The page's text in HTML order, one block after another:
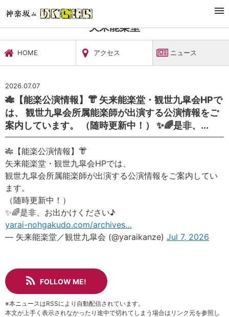
文化施設・ギャラリー
矢来能楽堂
HOME アクセス ニュース
2026.07.07
🎋【能楽公演情報】👘 矢来能楽堂・観世九皐会HPで
は、 観世九皐会所属能楽師が出演する公演情報をご
案内しています。 （随時更新中！） ✨🌈是非、...
🎋【能楽公演情報】👘
矢来能楽堂・観世九皐会HPでは、
観世九皐会所属能楽師が出演する公演情報をご案内してい
ます。
（随時更新中！）
✨🌈是非、お出かけください♪
yarai-nohgakudo.com/archives…
— 矢来能楽堂／観世九皐会 (@yaraikanze) Jul 7, 2026
FOLLOW ME!
※本ニュースはRSSにより自動配信されています。
本文が上手く表示されなかったり途中で切れてしまう場合はリンク元を参照し